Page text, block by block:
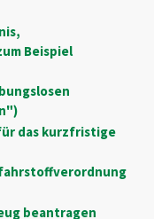
Beispiel
das kurzfristige
beantragen